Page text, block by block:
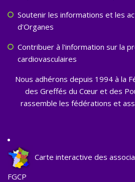
Soutenir les informations et les
d'Organes
Contribuer à l'information sur la
cardiovasculaires
Nous adhérons depuis 1994 à la
des Greffés du Cœur et des
rassemble les fédérations et
Carte interactive des
FGCP